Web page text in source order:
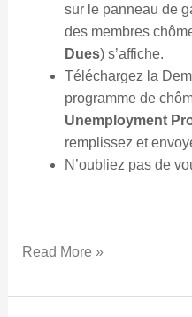
sur le panneau de
des membres
Dues) s’affiche.
Téléchargez la
programme de
Unemployment
remplissez et
N’oubliez pas de
Read More »